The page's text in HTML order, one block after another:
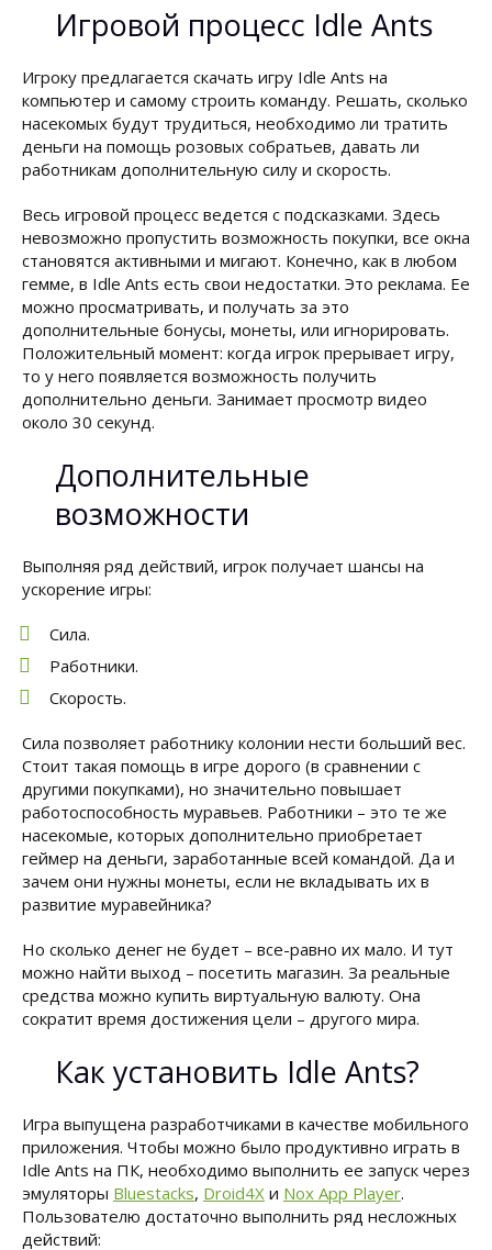
Игровой процесс Idle Ants
Игроку предлагается скачать игру Idle Ants на
компьютер и самому строить команду. Решать, сколько
насекомых будут трудиться, необходимо ли тратить
деньги на помощь розовых собратьев, давать ли
работникам дополнительную силу и скорость.
Весь игровой процесс ведется с подсказками. Здесь
невозможно пропустить возможность покупки, все окна
становятся активными и мигают. Конечно, как в любом
гемме, в Idle Ants есть свои недостатки. Это реклама. Ее
можно просматривать, и получать за это
дополнительные бонусы, монеты, или игнорировать.
Положительный момент: когда игрок прерывает игру,
то у него появляется возможность получить
дополнительно деньги. Занимает просмотр видео
около 30 секунд.
Дополнительные
возможности
Выполняя ряд действий, игрок получает шансы на
ускорение игры:
Сила.
Работники.
Скорость.
Сила позволяет работнику колонии нести больший вес.
Стоит такая помощь в игре дорого (в сравнении с
другими покупками), но значительно повышает
работоспособность муравьев. Работники – это те же
насекомые, которых дополнительно приобретает
геймер на деньги, заработанные всей командой. Да и
зачем они нужны монеты, если не вкладывать их в
развитие муравейника?
Но сколько денег не будет – все-равно их мало. И тут
можно найти выход – посетить магазин. За реальные
средства можно купить виртуальную валюту. Она
сократит время достижения цели – другого мира.
Как установить Idle Ants?
Игра выпущена разработчиками в качестве мобильного
приложения. Чтобы можно было продуктивно играть в
Idle Ants на ПК, необходимо выполнить ее запуск через
эмуляторы Bluestacks, Droid4X и Nox App Player.
Пользователю достаточно выполнить ряд несложных
действий: